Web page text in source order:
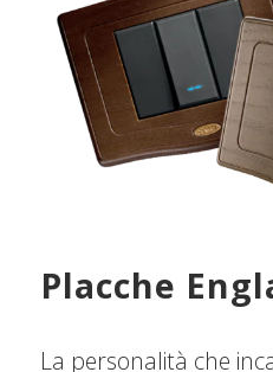
Placche
La personalità che